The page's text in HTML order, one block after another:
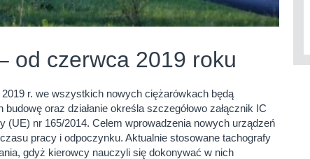
od czerwca 2019 roku
r. we wszystkich nowych ciężarówkach będą
oraz działanie określa szczegółowo załącznik IC
(UE) nr 165/2014. Celem wprowadzenia nowych urządzeń
pracy i odpoczynku. Aktualnie stosowane tachografy
gdyż kierowcy nauczyli się dokonywać w nich